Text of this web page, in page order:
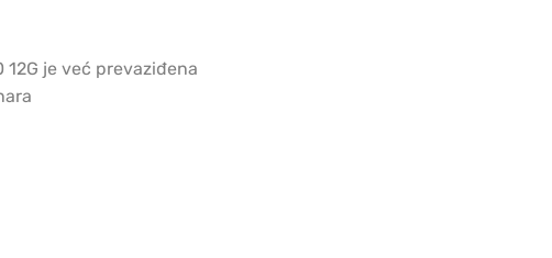
12G je već prevaziđena